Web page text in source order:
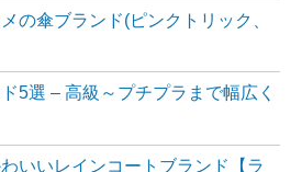
の傘ブランド(ピンクトリック、
5選 – 高級～プチプラまで幅広く
いいレインコートブランド【ラ